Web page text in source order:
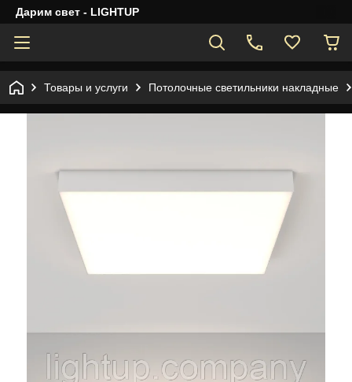
Дарим свет - LIGHTUP
Товары и услуги Потолочные светильники накладные